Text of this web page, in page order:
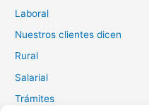
Laboral
Nuestros clientes dicen
Rural
Salarial
Trámites